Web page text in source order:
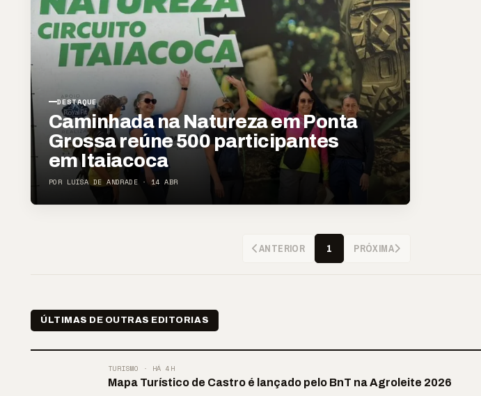
DESTAQUE
Caminhada na Natureza em Ponta
Grossa reúne 500 participantes
em Itaiacoca
POR LUÍSA DE ANDRADE · 14 ABR
ANTERIOR 1 PRÓXIMA
ÚLTIMAS DE OUTRAS EDITORIAS
TURISMO · HÁ 4H
Mapa Turístico de Castro é lançado pelo BnT na Agroleite 2026